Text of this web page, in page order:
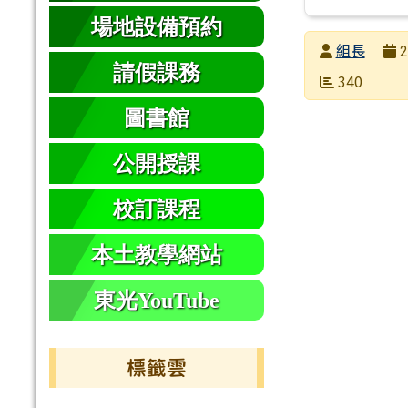
場地設備預約
請假課務
圖書館
公開授課
校訂課程
本土教學網站
東光YouTube
標籤雲
發布者
組長
發布日期
瀏覽次數
340